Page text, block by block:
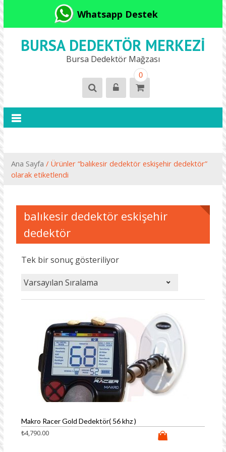
Whatsapp Destek
BURSA DEDEKTÖR MERKEZI
Bursa Dedektör Mağzası
0
Ana Sayfa / Ürünler “balıkesir dedektör eskişehir dedektör”
olarak etiketlendi
balıkesir dedektör eskişehir
dedektör
Tek bir sonuç gösteriliyor
Makro Racer Gold Dedektör( 56 khz )
₺4,790.00